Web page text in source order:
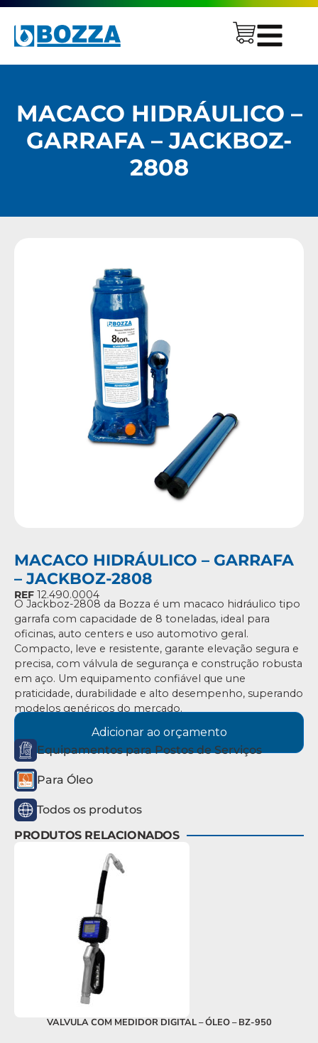
MACACO HIDRÁULICO –
GARRAFA – JACKBOZ-
2808
MACACO HIDRÁULICO – GARRAFA
– JACKBOZ-2808
REF 12.490.0004
O Jackboz-2808 da Bozza é um macaco hidráulico tipo
garrafa com capacidade de 8 toneladas, ideal para
oficinas, auto centers e uso automotivo geral.
Compacto, leve e resistente, garante elevação segura e
precisa, com válvula de segurança e construção robusta
em aço. Um equipamento confiável que une
praticidade, durabilidade e alto desempenho, superando
modelos genéricos do mercado.
Adicionar ao orçamento
Equipamentos para Postos de Serviços
Para Óleo
Todos os produtos
PRODUTOS RELACIONADOS
VALVULA COM MEDIDOR DIGITAL – ÓLEO – BZ-950